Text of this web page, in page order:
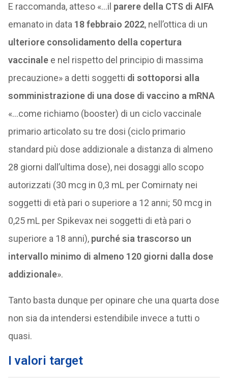
E raccomanda, atteso «…il parere della CTS di AIFA
emanato in data 18 febbraio 2022, nell’ottica di un
ulteriore consolidamento della copertura
vaccinalee nel rispetto del principio di massima
precauzione» a detti soggetti di sottoporsi alla
somministrazione di una dose di vaccino a mRNA
«…come richiamo (booster) di un ciclo vaccinale
primario articolato su tre dosi (ciclo primario
standard più dose addizionale a distanza di almeno
28 giorni dall’ultima dose), nei dosaggi allo scopo
autorizzati (30 mcg in 0,3 mL per Comirnaty nei
soggetti di età pari o superiore a 12 anni; 50 mcg in
0,25 mL per Spikevax nei soggetti di età pari o
superiore a 18 anni), purché sia trascorso un
intervallo minimo di almeno 120 giorni dalla dose
addizionale».
Tanto basta dunque per opinare che una quarta dose
non sia da intendersi estendibile invece a tutti o
quasi.
I valori target